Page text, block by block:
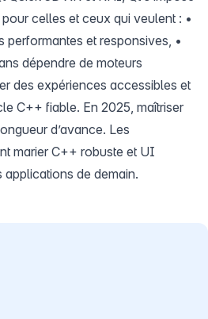
celles et ceux qui veulent : •
performantes et responsives, •
dépendre de moteurs
des expériences accessibles et
C++ fiable. En 2025, maîtriser
d’avance. Les
marier C++ robuste et UI
de demain.